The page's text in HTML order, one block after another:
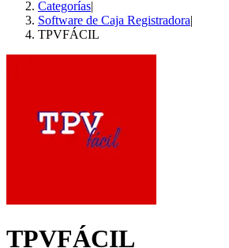
Categorías|
Software de Caja Registradora|
TPVFÁCIL
TPVFÁCIL